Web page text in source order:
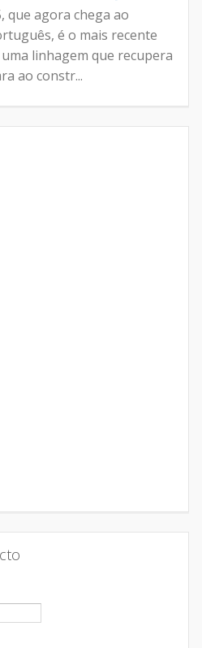
que agora chega ao
é o mais recente
linhagem que recupera
ao constr...